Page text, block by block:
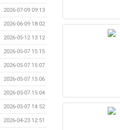
2026-07-09 09:13
2026-06-09 18:02
2026-05-12 13:12
2026-05-07 15:15
2026-05-07 15:07
2026-05-07 15:06
2026-05-07 15:04
2026-05-07 14:52
2026-04-23 12:51